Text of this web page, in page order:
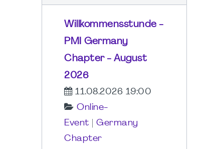
Willkommensstunde -
PMI Germany
Chapter - August
2026
11.08.2026 19:00
Online-
Event
Germany
Chapter